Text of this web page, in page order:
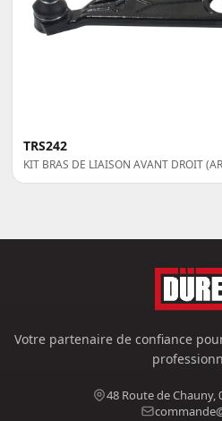
TRS242
KIT BRAS DE LIAISON AVANT DROIT
Votre partenaire de confiance
48 Route de Chauny,